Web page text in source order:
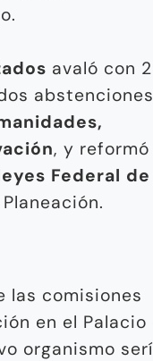
avaló con
, y reformó
Federal de
las comisiones
en el Palacio
organismo